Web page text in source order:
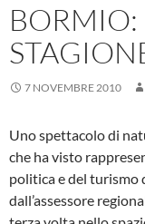
7 NOVEMBRE 2010
Uno spettacolo di
che ha visto
politica e del turismo
dall’assessore